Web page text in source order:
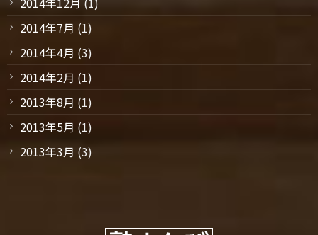
2014年7月 (1)
2014年4月 (3)
2014年2月 (1)
2013年8月 (1)
2013年5月 (1)
2013年3月 (3)